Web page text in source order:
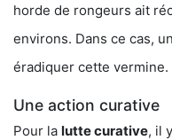
horde de rongeurs ait
environs. Dans ce cas,
éradiquer cette vermine.
Une action curative
Pour la lutte curative, il